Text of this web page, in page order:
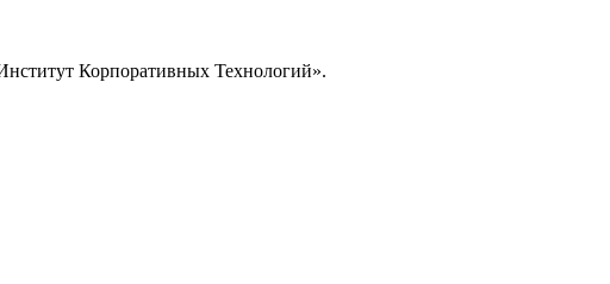
Корпоративных Технологий».